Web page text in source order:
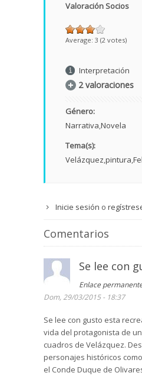
Valoración Socios
Average: 3 (2 votes)
Interpretación
2 valoraciones
Género:
Narrativa Novela
Tema(s):
Velázquez pintura
Inicie sesión o
Comentarios
Se lee con
Enlace
Dom, 29/03/2015 - 18:37
Se lee con gusto esta
vida del protagonista de
cuadros de Velázquez.
personajes históricos
el Conde Duque de